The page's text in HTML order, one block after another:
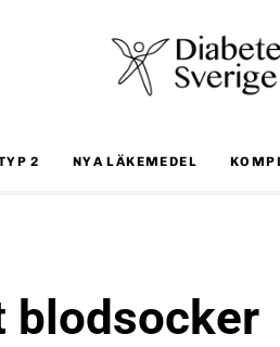
2 NYA LÄKEMEDEL
blodsocker